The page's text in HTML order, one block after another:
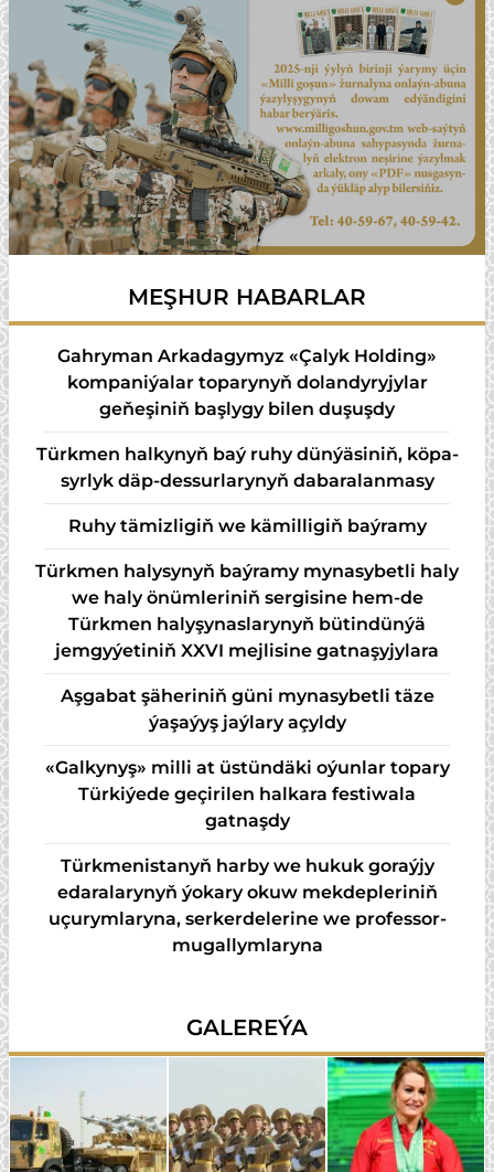
MEŞHUR HABARLAR
Gahryman Arkadagymyz «Çalyk Holding»
kompaniýalar toparynyň dolandyryjylar
geňeşiniň başlygy bilen duşuşdy
Türk­men hal­ky­nyň baý ru­hy dün­ýä­si­niň, kö­pa­
syr­lyk däp-des­sur­la­ry­nyň da­ba­ra­lan­ma­sy
Ruhy tämizligiň we kämilligiň baýramy
Türkmen halysynyň baýramy mynasybetli haly
we haly önümleriniň sergisine hem-de
Türkmen halyşynaslarynyň bütindünýä
jemgyýetiniň XXVI mejlisine gatnaşyjylara
Aşgabat şäheriniň güni mynasybetli täze
ýaşaýyş jaýlary açyldy
«Galkynyş» milli at üstündäki oýunlar topary
Türkiýede geçirilen halkara festiwala
gatnaşdy
Türkmenistanyň harby we hukuk goraýjy
edaralarynyň ýokary okuw mekdepleriniň
uçurymlaryna, serkerdelerine we professor-
mugallymlaryna
GALEREÝA